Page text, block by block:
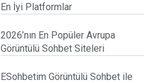
En İyi Platformlar
2026’nın En Popüler Avrupa
Görüntülü Sohbet Siteleri
ESohbetim Görüntülü Sohbet ile